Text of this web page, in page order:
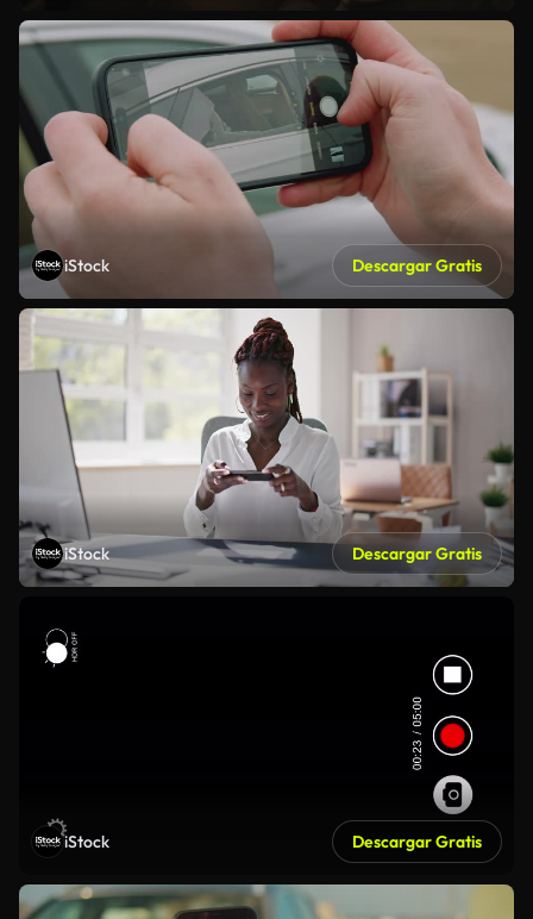
iStock Descargar Gratis
iStock Descargar Gratis
iStock Descargar Gratis